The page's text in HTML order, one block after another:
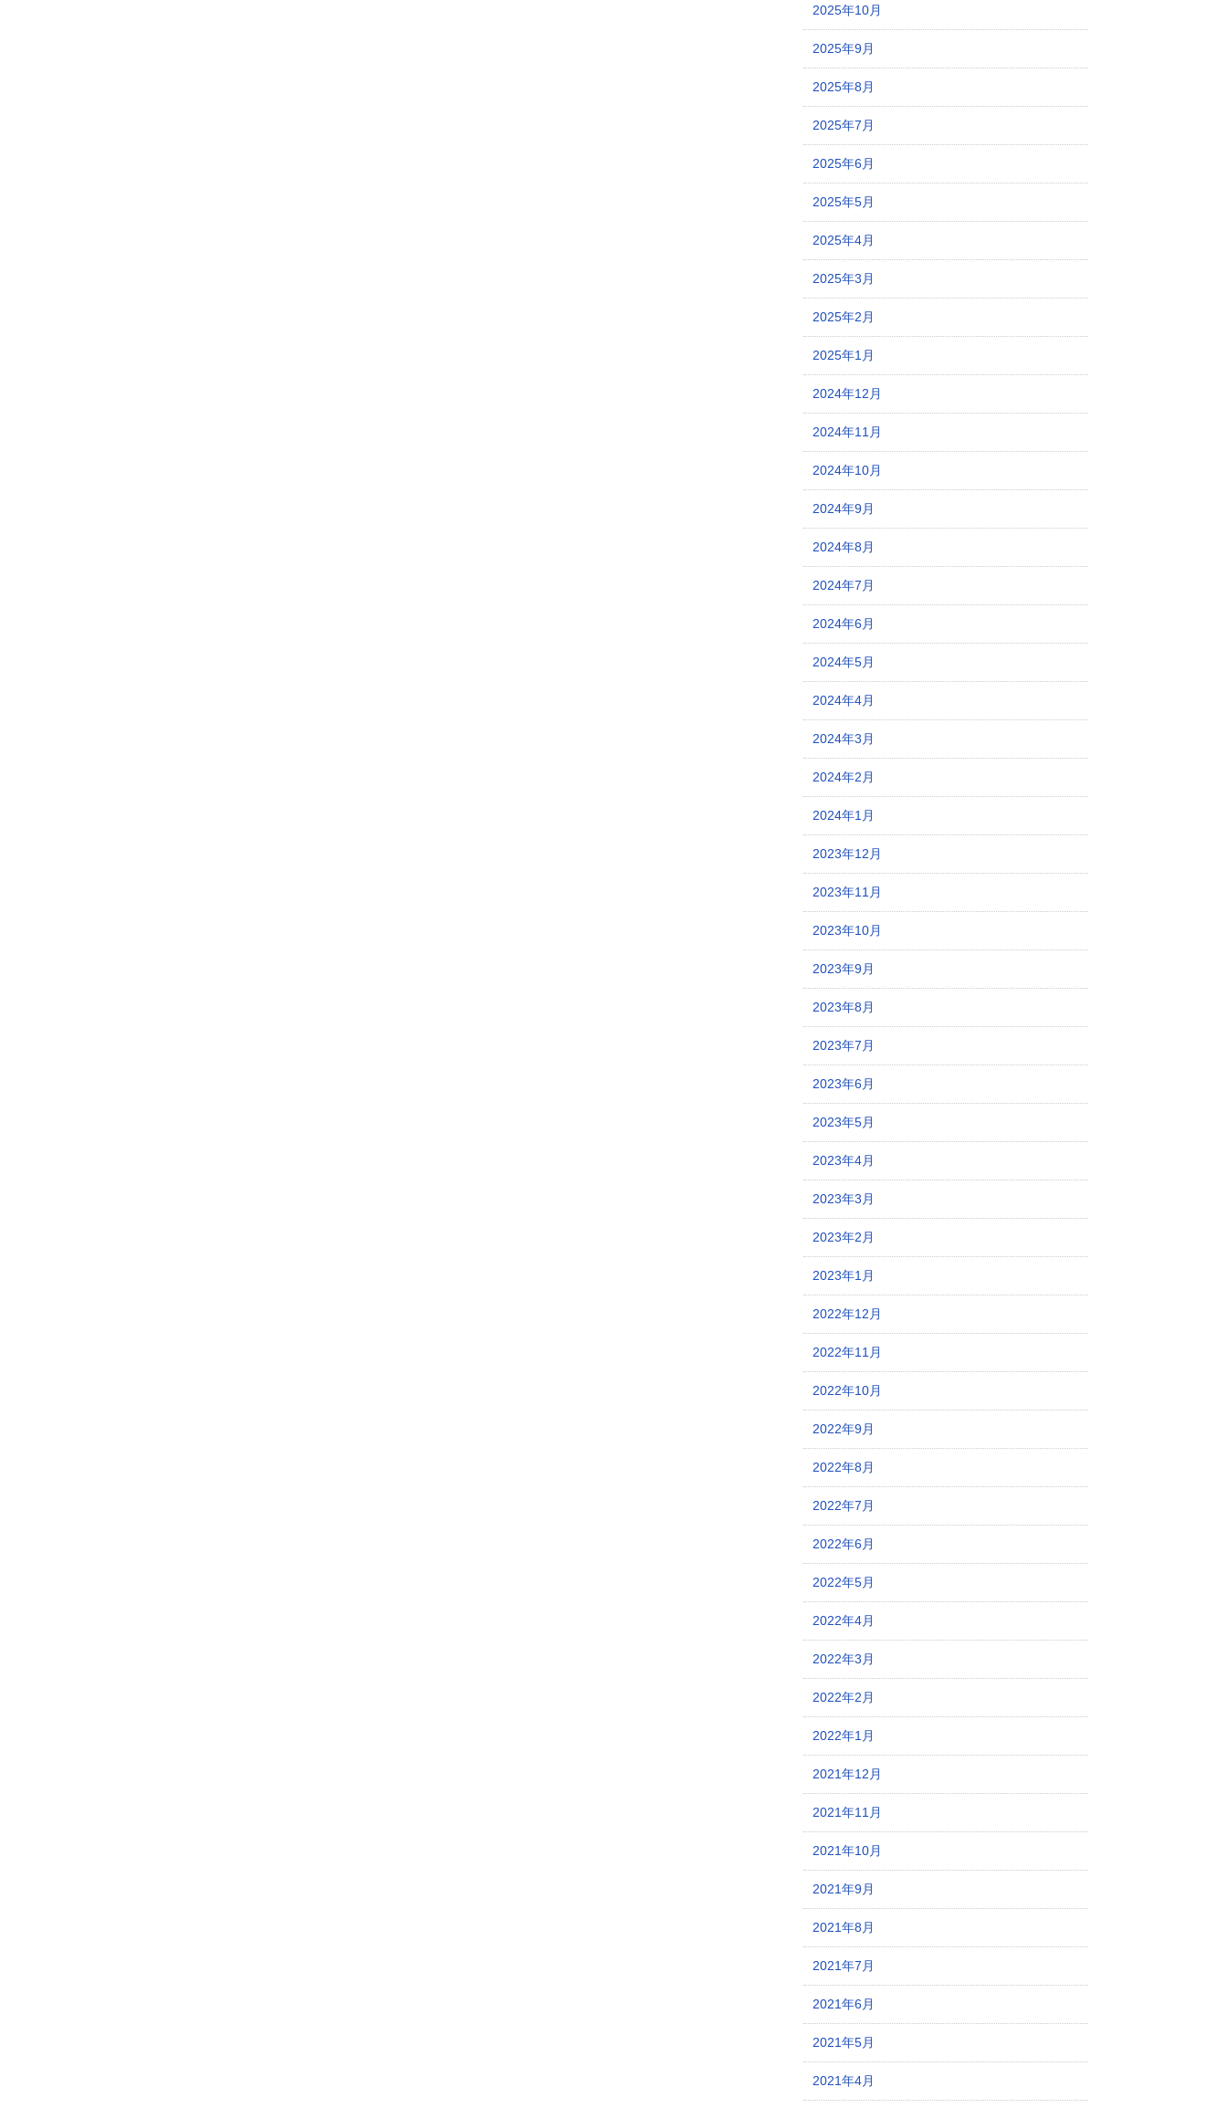
2025年10月
2025年9月
2025年8月
2025年7月
2025年6月
2025年5月
2025年4月
2025年3月
2025年2月
2025年1月
2024年12月
2024年11月
2024年10月
2024年9月
2024年8月
2024年7月
2024年6月
2024年5月
2024年4月
2024年3月
2024年2月
2024年1月
2023年12月
2023年11月
2023年10月
2023年9月
2023年8月
2023年7月
2023年6月
2023年5月
2023年4月
2023年3月
2023年2月
2023年1月
2022年12月
2022年11月
2022年10月
2022年9月
2022年8月
2022年7月
2022年6月
2022年5月
2022年4月
2022年3月
2022年2月
2022年1月
2021年12月
2021年11月
2021年10月
2021年9月
2021年8月
2021年7月
2021年6月
2021年5月
2021年4月